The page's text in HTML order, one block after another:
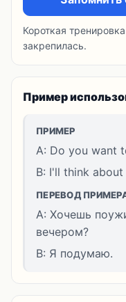
Короткая
закрепилась.
Пример
ПРИМЕР
A: Do you want
B: I'll think about
ПЕРЕВОД
A: Хочешь
вечером?
B: Я подумаю.